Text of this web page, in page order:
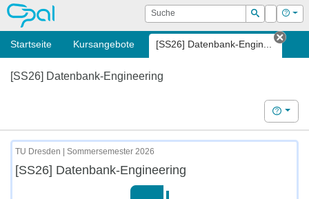
OPAL Suche
Suchen
Login Hilfe
Startseite Kursangebote [SS26] Datenbank-Engin...
Tab
[SS26] Datenbank-Engineering
Hilfe
TU Dresden | Sommersemester 2026
[SS26] Datenbank-Engineering